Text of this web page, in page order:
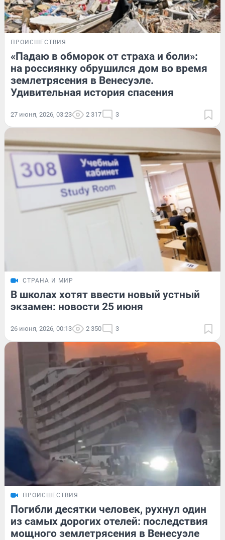
ПРОИСШЕСТВИЯ
«Падаю в обморок от страха и боли»:
на россиянку обрушился дом во время
землетрясения в Венесуэле.
Удивительная история спасения
27 июня, 2026, 03:23 2 317 3
СТРАНА И МИР
В школах хотят ввести новый устный
экзамен: новости 25 июня
26 июня, 2026, 00:13 2 350 3
ПРОИСШЕСТВИЯ
Погибли десятки человек, рухнул один
из самых дорогих отелей: последствия
мощного землетрясения в Венесуэле